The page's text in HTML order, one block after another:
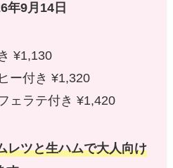
年9月14日
¥1,130
ー付き ¥1,320
ェラテ付き ¥1,420
レツと生ハムで大人向け